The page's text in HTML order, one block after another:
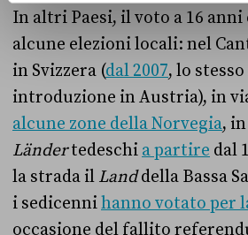
In altri Paesi, il voto a 16
alcune elezioni locali: nel
in Svizzera (dal 2007, lo
introduzione in Austria), in
alcune zone della Norvegia,
Ländertedeschi a partire dal
la strada il Landdella Bassa
i sedicennihanno votato per
occasione del fallito